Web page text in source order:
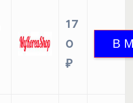
17
0
₽